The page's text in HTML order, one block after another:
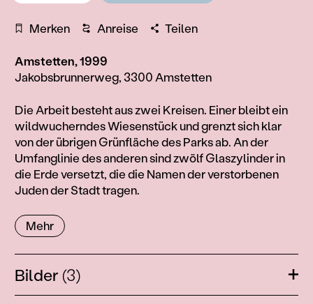
Merken Anreise Teilen
Amstetten, 1999
Jakobsbrunnerweg, 3300 Amstetten
Information
Die Arbeit besteht aus zwei Kreisen. Einer bleibt ein
wildwucherndes Wiesenstück und grenzt sich klar
von der übrigen Grünfläche des Parks ab. An der
Umfanglinie des anderen sind zwölf Glaszylinder in
die Erde versetzt, die die Namen der verstorbenen
Juden der Stadt tragen.
Mehr
Bilder (3)